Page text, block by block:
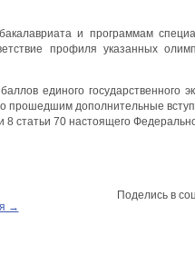
и программам
профиля указанных
единого государственного
дополнительные
статьи 70 настоящего
Поделись в
→